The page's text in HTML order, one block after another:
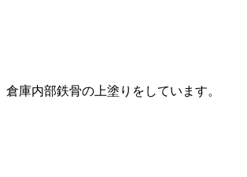
倉庫内部鉄骨の上塗りをしています。